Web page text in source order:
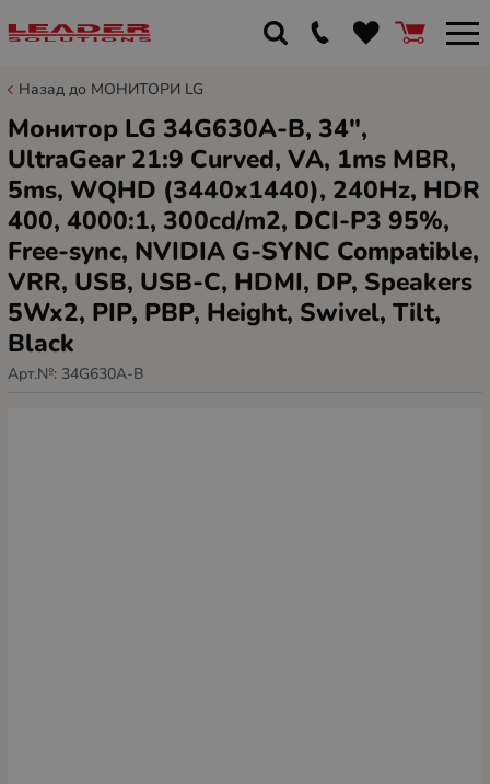
Назад до МОНИТОРИ LG
Монитор LG 34G630A-B, 34",
UltraGear 21:9 Curved, VA, 1ms MBR,
5ms, WQHD (3440x1440), 240Hz, HDR
400, 4000:1, 300cd/m2, DCI-P3 95%,
Free-sync, NVIDIA G-SYNC Compatible,
VRR, USB, USB-C, HDMI, DP, Speakers
5Wx2, PIP, PBP, Height, Swivel, Tilt,
Black
Арт.№: 34G630A-B